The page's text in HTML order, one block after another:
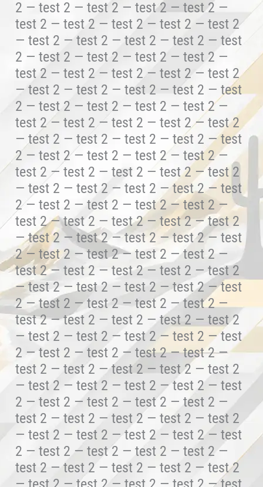
2 — test 2 — test 2 — test 2 — test 2 —
test 2 — test 2 — test 2 — test 2 — test 2
— test 2 — test 2 — test 2 — test 2 — test
2 — test 2 — test 2 — test 2 — test 2 —
test 2 — test 2 — test 2 — test 2 — test 2
— test 2 — test 2 — test 2 — test 2 — test
2 — test 2 — test 2 — test 2 — test 2 —
test 2 — test 2 — test 2 — test 2 — test 2
— test 2 — test 2 — test 2 — test 2 — test
2 — test 2 — test 2 — test 2 — test 2 —
test 2 — test 2 — test 2 — test 2 — test 2
— test 2 — test 2 — test 2 — test 2 — test
2 — test 2 — test 2 — test 2 — test 2 —
test 2 — test 2 — test 2 — test 2 — test 2
— test 2 — test 2 — test 2 — test 2 — test
2 — test 2 — test 2 — test 2 — test 2 —
test 2 — test 2 — test 2 — test 2 — test 2
— test 2 — test 2 — test 2 — test 2 — test
2 — test 2 — test 2 — test 2 — test 2 —
test 2 — test 2 — test 2 — test 2 — test 2
— test 2 — test 2 — test 2 — test 2 — test
2 — test 2 — test 2 — test 2 — test 2 —
test 2 — test 2 — test 2 — test 2 — test 2
— test 2 — test 2 — test 2 — test 2 — test
2 — test 2 — test 2 — test 2 — test 2 —
test 2 — test 2 — test 2 — test 2 — test 2
— test 2 — test 2 — test 2 — test 2 — test
2 — test 2 — test 2 — test 2 — test 2 —
test 2 — test 2 — test 2 — test 2 — test 2